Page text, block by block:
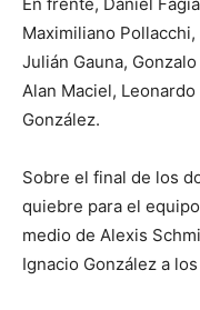
Maximiliano
Julián Gauna,
Alan Maciel,
González.
Sobre el final de los
quiebre para el
medio de Alexis
Ignacio González a